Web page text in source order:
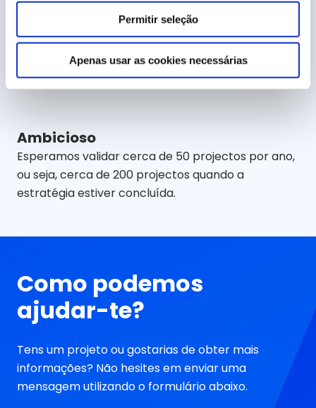
Permitir seleção
Apenas usar as cookies necessárias
Na nossa atividade, tudo muda muito rapidamente.
É por isso que, todos os anos, analisamos os
projectos a implementar no ano seguinte.
Ambicioso
Esperamos validar cerca de 50 projectos por ano,
ou seja, cerca de 200 projectos quando a
estratégia estiver concluída.
Como podemos
ajudar-te?
Tens um projeto ou gostarias de obter mais
informações? Não hesites em enviar uma
mensagem utilizando o formulário abaixo.